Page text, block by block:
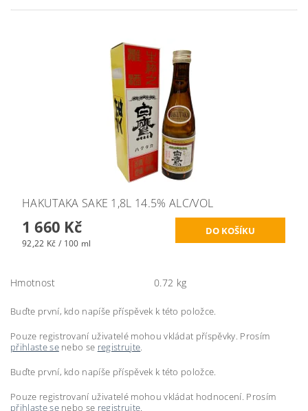
HAKUTAKA SAKE 1,8L 14.5% ALC/VOL
1 660 Kč
92,22 Kč / 100 ml
Hmotnost 0.72 kg
Buďte první, kdo napíše příspěvek k této položce.
Pouze registrovaní uživatelé mohou vkládat příspěvky. Prosím
přihlaste senebo se registrujte.
Buďte první, kdo napíše příspěvek k této položce.
Pouze registrovaní uživatelé mohou vkládat hodnocení. Prosím
přihlaste senebo se registrujte.